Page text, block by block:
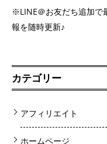
※LINE＠お友だち追加で
報を随時更新♪
カテゴリー
アフィリエイト
ホームページ